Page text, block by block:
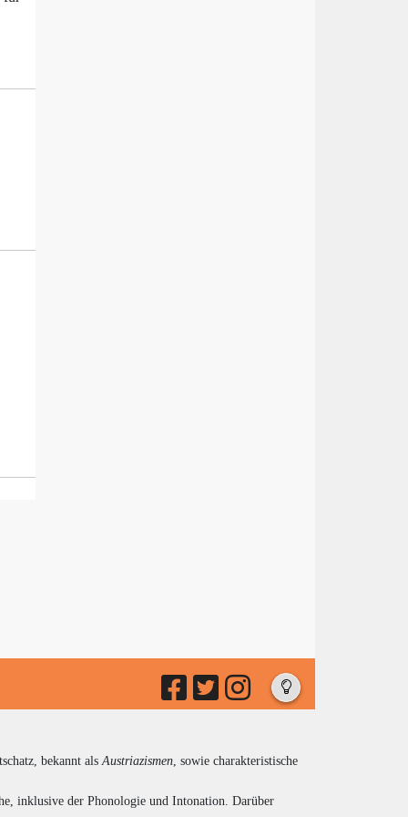
bekannt als Austriazismen , sowie charakteristische
inklusive der Phonologie und Intonation. Darüber